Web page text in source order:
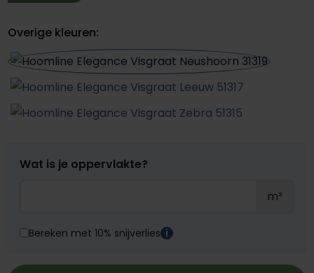
Overige kleuren:
Wat is je oppervlakte?
m²
Bereken met 10% snijverlies i